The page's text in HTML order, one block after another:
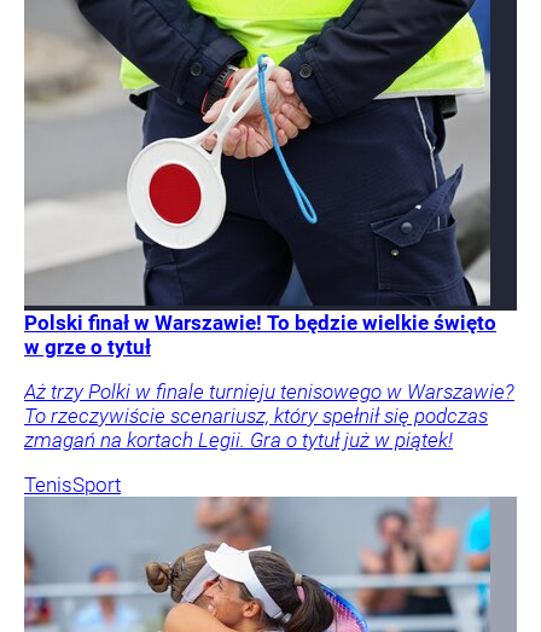
Polski finał w Warszawie! To będzie wielkie święto
w grze o tytuł
Aż trzy Polki w finale turnieju tenisowego w Warszawie?
To rzeczywiście scenariusz, który spełnił się podczas
zmagań na kortach Legii. Gra o tytuł już w piątek!
TenisSport